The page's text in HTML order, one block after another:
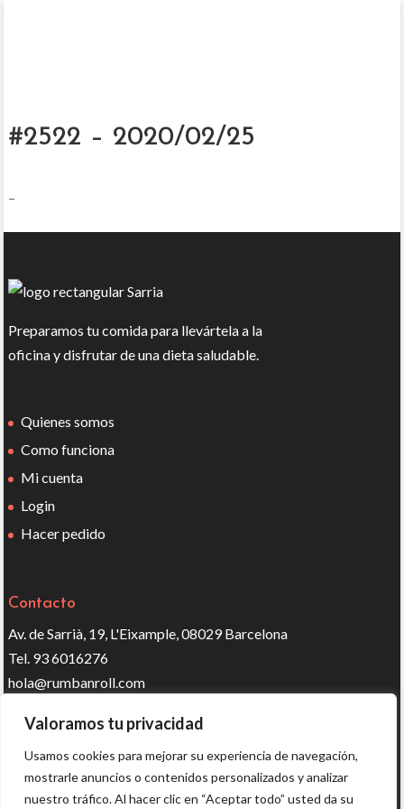
Valoramos tu privacidad
Usamos cookies para mejorar su experiencia de navegación,
mostrarle anuncios o contenidos personalizados y analizar
nuestro tráfico. Al hacer clic en “Aceptar todo” usted da su
#2522 – 2020/02/25
–
Preparamos tu comida para llevártela a la
oficina y disfrutar de una dieta saludable.
Quienes somos
Como funciona
Mi cuenta
Login
Hacer pedido
Contacto
Av. de Sarrià, 19, L'Eixample, 08029 Barcelona
Tel. 93 6016276
hola@rumbanroll.com
Síguenos en redes